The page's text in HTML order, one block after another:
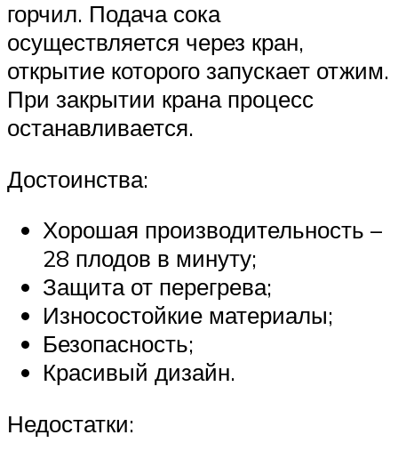
горчил. Подача сока
осуществляется через кран,
открытие которого запускает отжим.
При закрытии крана процесс
останавливается.
Достоинства:
Хорошая производительность –
28 плодов в минуту;
Защита от перегрева;
Износостойкие материалы;
Безопасность;
Красивый дизайн.
Недостатки: